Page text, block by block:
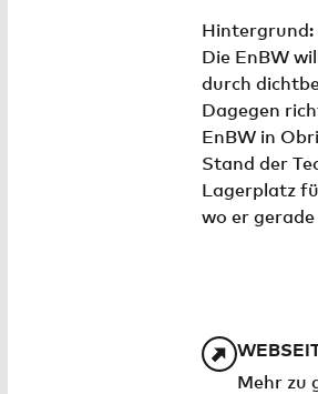
Hintergrund:
Die EnBW
durch
Dagegen
EnBW in
Stand der
Lagerplatz
wo er
Mehr zu